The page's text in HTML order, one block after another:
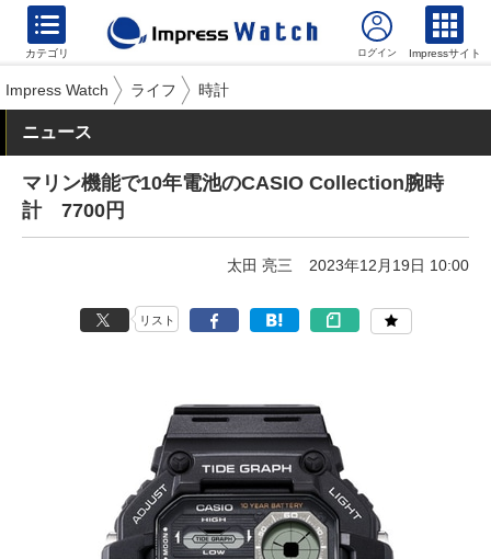
カテゴリ Impressサイト
Impress Watch ライフ 時計
ニュース
マリン機能で10年電池のCASIO Collection腕時
計 7700円
太田 亮三 2023年12月19日 10:00
リスト